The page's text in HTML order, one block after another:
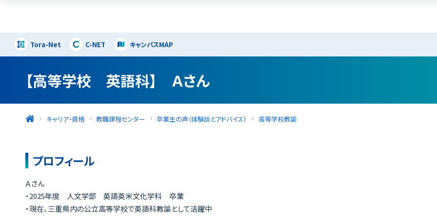
Tora-Net C-NET キャンパスMAP
【高等学校 英語科】 Ａさん
キャリア・資格 教職課程センター 卒業生の声（体験談とアドバイス） 高等学校教諭
プロフィール
Ａさん
・2025年度 人文学部 英語英米文化学科 卒業
・現在、三重県内の公立高等学校で英語科教諭として活躍中